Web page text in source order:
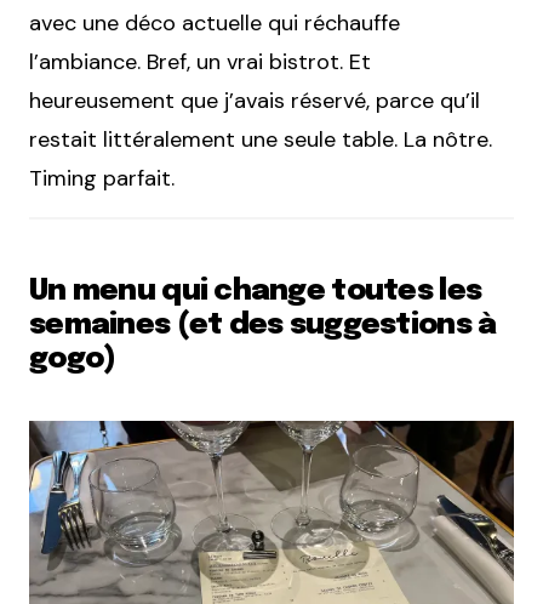
avec une déco actuelle qui réchauffe
l’ambiance. Bref, un vrai bistrot. Et
heureusement que j’avais réservé, parce qu’il
restait littéralement une seule table. La nôtre.
Timing parfait.
Un menu qui change toutes les
semaines (et des suggestions à
gogo)